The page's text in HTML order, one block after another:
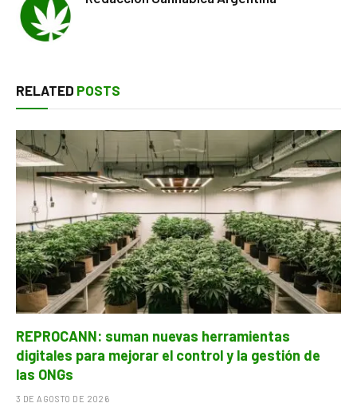
RELATED POSTS
REPROCANN: suman nuevas herramientas
digitales para mejorar el control y la gestión de
las ONGs
3 DE AGOSTO DE 2026